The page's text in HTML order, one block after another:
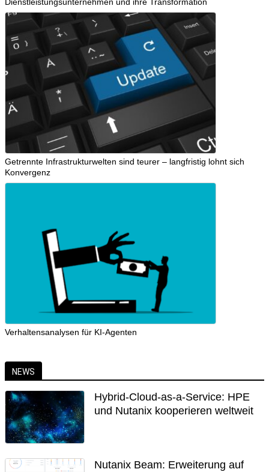
Dienstleistungsunternehmen und ihre Transformation
Getrennte Infrastrukturwelten sind teurer – langfristig lohnt sich
Konvergenz
Verhaltensanalysen für KI-Agenten
NEWS
Hybrid-Cloud-as-a-Service: HPE
und Nutanix kooperieren weltweit
Nutanix Beam: Erweiterung auf